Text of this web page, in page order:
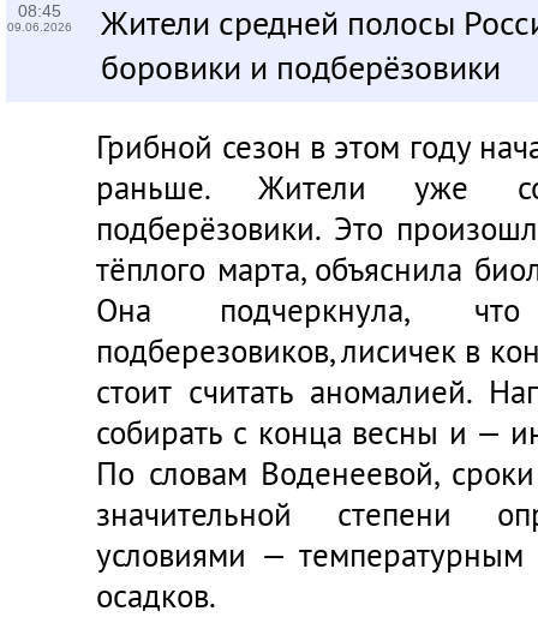
08:45
09.06.2026
Жители средней полосы
боровики и подберёзовики
Грибной сезон в этом году
раньше. Жители уже
подберёзовики. Это
тёплого марта, объяснила
Она подчеркнула,
подберезовиков, лисичек в
стоит считать аномалией.
собирать с конца весны и —
По словам Воденеевой,
значительной степени
условиями —
осадков.